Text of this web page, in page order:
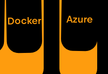
Docker Azure